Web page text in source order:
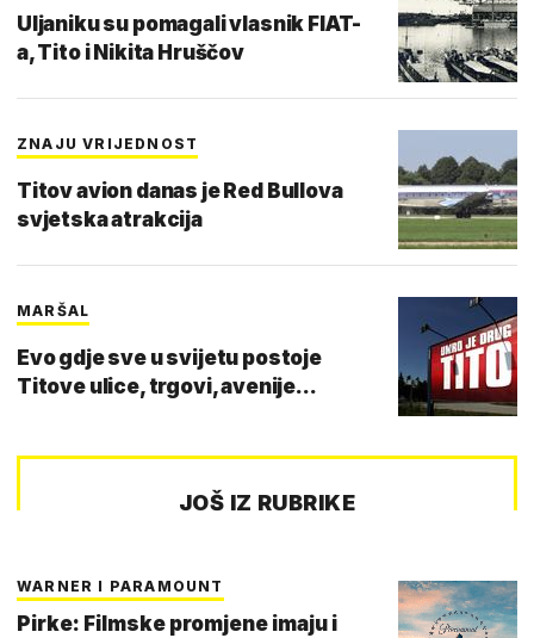
Uljaniku su pomagali vlasnik FIAT-
a, Tito i Nikita Hruščov
ZNAJU VRIJEDNOST
Titov avion danas je Red Bullova
svjetska atrakcija
MARŠAL
Evo gdje sve u svijetu postoje
Titove ulice, trgovi, avenije...
JOŠ IZ RUBRIKE
WARNER I PARAMOUNT
Pirke: Filmske promjene imaju i